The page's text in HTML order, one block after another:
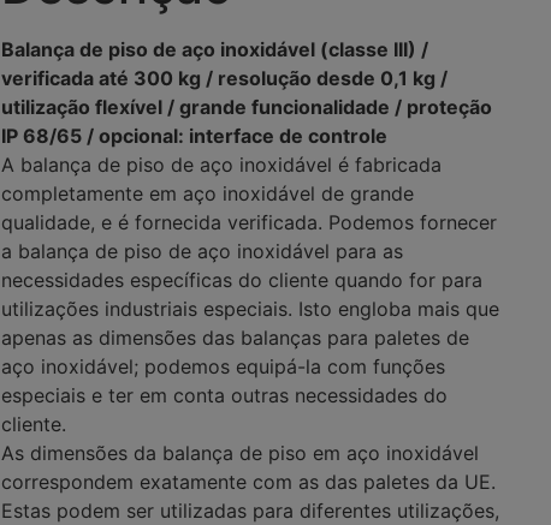
Balança de piso de aço inoxidável (classe III) /
verificada até 300 kg / resolução desde 0,1 kg /
utilização flexível / grande funcionalidade / proteção
IP 68/65 / opcional: interface de controle
A balança de piso de aço inoxidável é fabricada
completamente em aço inoxidável de grande
qualidade, e é fornecida verificada. Podemos fornecer
a balança de piso de aço inoxidável para as
necessidades específicas do cliente quando for para
utilizações industriais especiais. Isto engloba mais que
apenas as dimensões das balanças para paletes de
aço inoxidável; podemos equipá-la com funções
especiais e ter em conta outras necessidades do
cliente.
As dimensões da balança de piso em aço inoxidável
correspondem exatamente com as das paletes da UE.
Estas podem ser utilizadas para diferentes utilizações,